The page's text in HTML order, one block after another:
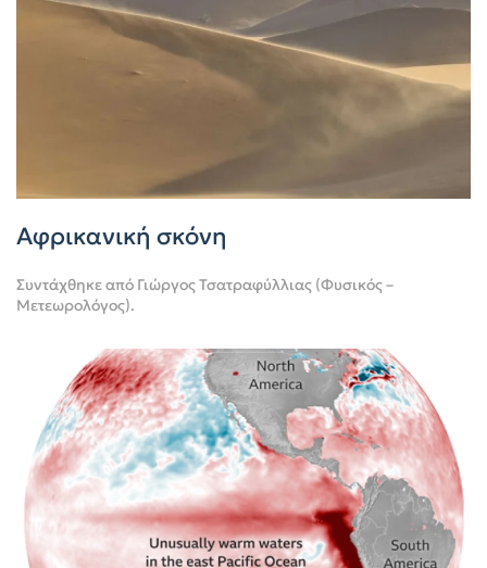
Αφρικανική σκόνη
Συντάχθηκε από Γιώργος Τσατραφύλλιας (Φυσικός –
Μετεωρολόγος).